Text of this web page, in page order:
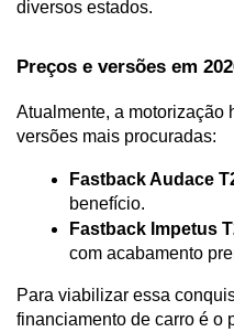
diversos estados.
Preços e versões em
Atualmente, a motorização
versões mais procuradas:
Fastback Audace
benefício.
Fastback Impetus
com acabamento
Para viabilizar essa
financiamento de carro é o